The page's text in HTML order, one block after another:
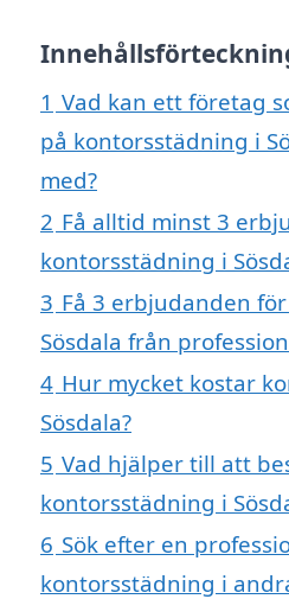
1 Vad kan ett företag
på kontorsstädning i
med?
2 Få alltid minst 3
kontorsstädning i
3 Få 3 erbjudanden
Sösdala från
4 Hur mycket kostar
Sösdala?
5 Vad hjälper till att
kontorsstädning i
6 Sök efter en
kontorsstädning i